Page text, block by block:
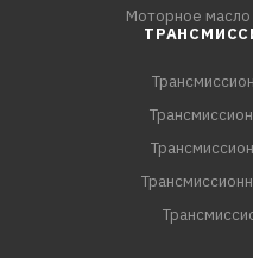
Моторное масло